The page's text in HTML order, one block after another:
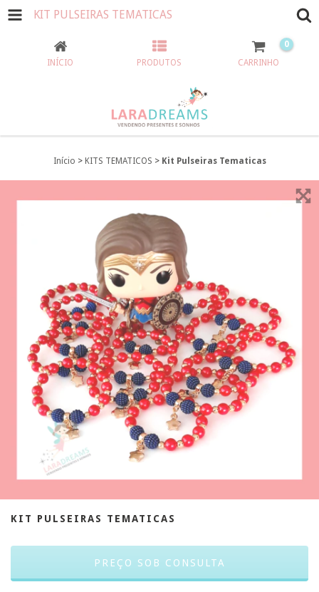
KIT PULSEIRAS TEMATICAS
INÍCIO PRODUTOS CARRINHO
0
Início > KITS TEMATICOS > Kit Pulseiras Tematicas
KIT PULSEIRAS TEMATICAS